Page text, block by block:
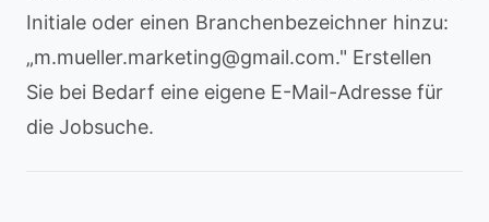
Initiale oder einen Branchenbezeichner hinzu:
„m.mueller.marketing@gmail.com." Erstellen
Sie bei Bedarf eine eigene E-Mail-Adresse für
die Jobsuche.